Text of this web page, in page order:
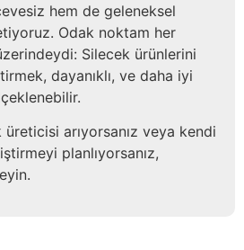
hem de geleneksel
Odak noktam her
Silecek ürünlerini
dayanıklı, ve daha iyi
arıyorsanız veya kendi
planlıyorsanız,